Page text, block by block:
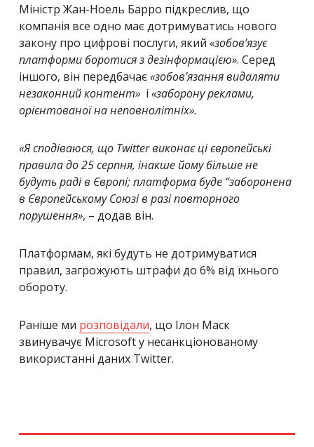
Міністр Жан-Ноель Барро підкреслив, що
компанія все одно має дотримуватись нового
закону про цифрові послуги, який «зобов’язує
платформи боротися з дезінформацією». Серед
іншого, він передбачає«зобов’язання видаляти
незаконний контент» і «заборону реклами,
орієнтованої на неповнолітніх».
«Я сподіваюся, що Twitter виконає ці європейські
правила до 25 серпня, інакше йому більше не
будуть раді в Європі; платформа буде “заборонена
в Європейському Союзі в разі повторного
порушення», – додав він.
Платформам, які будуть не дотримуватися
правил, загрожують штрафи до 6% від їхнього
обороту.
Раніше ми розповідали, що Ілон Маск
звинувачує Microsoft у несанкціонованому
використанні даних Twitter.